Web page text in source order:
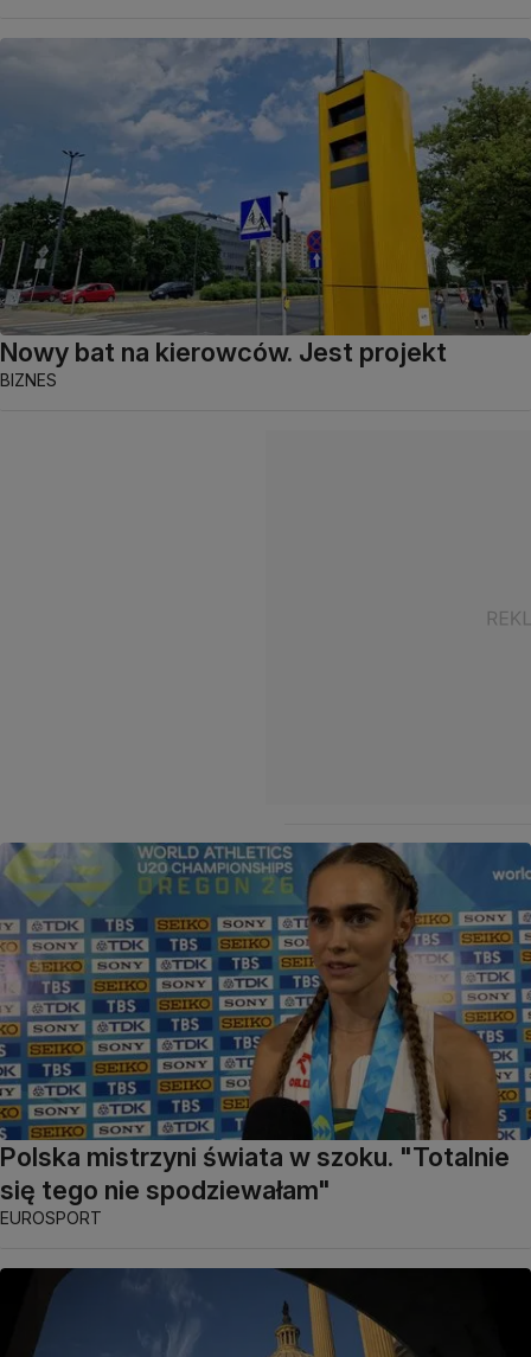
Nowy bat na kierowców. Jest projekt
BIZNES
Polska mistrzyni świata w szoku. "Totalnie
się tego nie spodziewałam"
EUROSPORT